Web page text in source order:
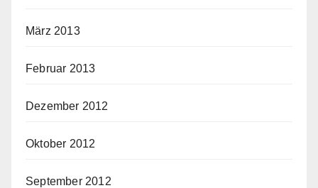
März 2013
Februar 2013
Dezember 2012
Oktober 2012
September 2012